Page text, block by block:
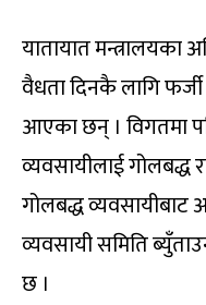
यातायात मन्त्रालयका
वैधता दिनकै लागि
आएका छन् । विगतमा
व्यवसायीलाई गोलबद्ध
गोलबद्ध
व्यवसायी समिति
छ ।